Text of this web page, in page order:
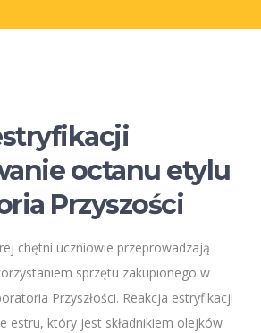
octanu etylu
Przyszości
chętni uczniowie przeprowadzają
sprzętu zakupionego w
Przyszłości. Reakcja estryfikacji
estru, który jest składnikiem olejków